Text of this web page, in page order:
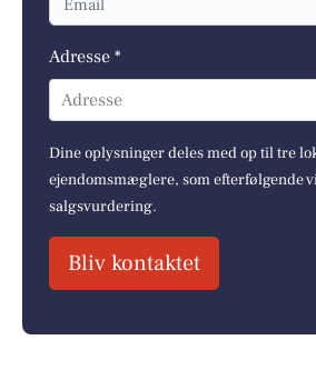
Adresse *
Adresse
Dine oplysninger deles med op til tre
ejendomsmæglere, som efterfølgende
salgsvurdering.
Bliv kontaktet